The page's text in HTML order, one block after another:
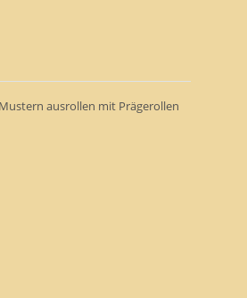
ausrollen mit Prägerollen